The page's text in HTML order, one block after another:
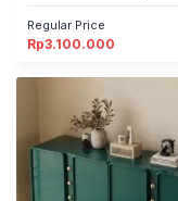
Regular Price
Rp3.100.000